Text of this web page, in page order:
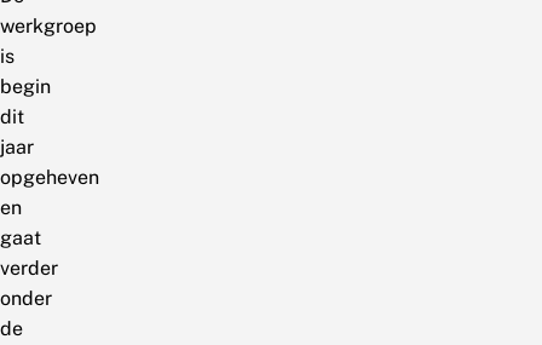
werkgroep
is
begin
dit
jaar
opgeheven
en
gaat
verder
onder
de